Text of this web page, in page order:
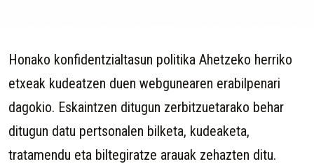
Honako konfidentzialtasun politika Ahetzeko herriko
etxeak kudeatzen duen webgunearen erabilpenari
dagokio. Eskaintzen ditugun zerbitzuetarako behar
ditugun datu pertsonalen bilketa, kudeaketa,
tratamendu eta biltegiratze arauak zehazten ditu.